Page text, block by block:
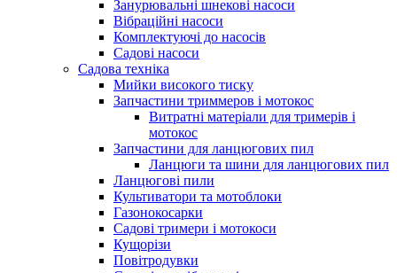
Занурювальні шнекові насоси
Вібраційні насоси
Комплектуючі до насосів
Cадові насоси
Садова техніка
Мийки високого тиску
Запчастини триммеров і мотокос
Витратні матеріали для тримерів і
мотокос
Запчастини для ланцюгових пил
Ланцюги та шини для ланцюгових пил
Ланцюгові пили
Культиватори та мотоблоки
Газонокосарки
Садові тримери і мотокоси
Кущорізи
Повітродувки